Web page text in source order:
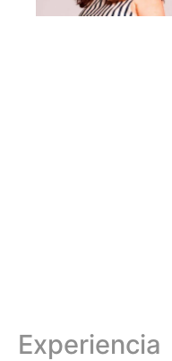
Experiencia